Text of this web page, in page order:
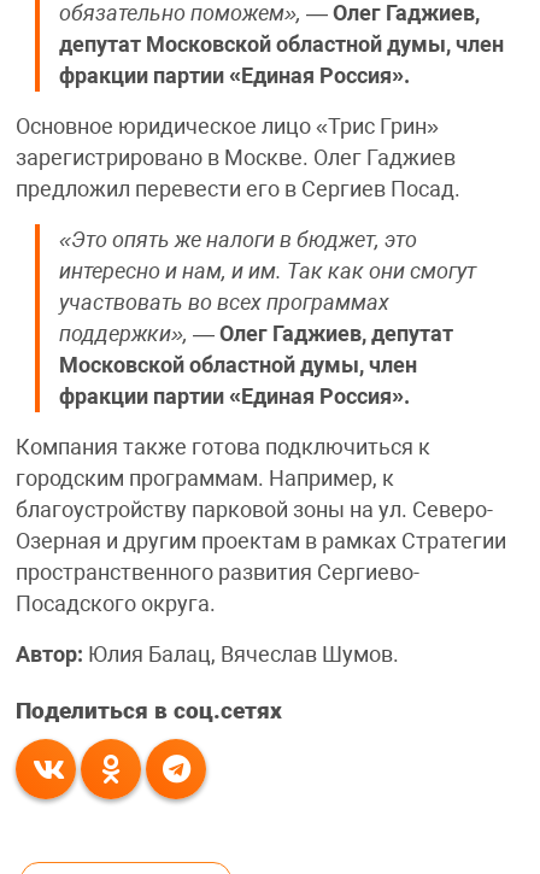
обязательно поможем», — Олег Гаджиев,
депутат Московской областной думы, член
фракции партии «Единая Россия».
Основное юридическое лицо «Трис Грин»
зарегистрировано в Москве. Олег Гаджиев
предложил перевести его в Сергиев Посад.
«Это опять же налоги в бюджет, это
интересно и нам, и им. Так как они смогут
участвовать во всех программах
поддержки», — Олег Гаджиев, депутат
Московской областной думы, член
фракции партии «Единая Россия».
Компания также готова подключиться к
городским программам. Например, к
благоустройству парковой зоны на ул. Северо-
Озерная и другим проектам в рамках Стратегии
пространственного развития Сергиево-
Посадского округа.
Автор: Юлия Балац, Вячеслав Шумов.
Поделиться в соц.сетях